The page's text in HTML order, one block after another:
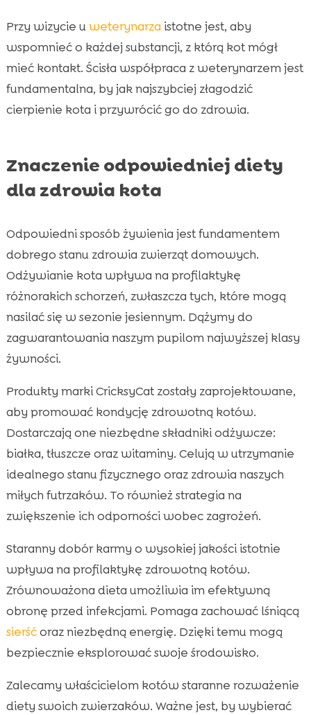
Przy wizycie uweterynarza istotne jest, aby
wspomnieć o każdej substancji, z którą kot mógł
mieć kontakt. Ścisła współpraca z weterynarzem jest
fundamentalna, by jak najszybciej złagodzić
cierpienie kota i przywrócić go do zdrowia.
Znaczenie odpowiedniej diety
dla zdrowia kota
Odpowiedni sposób żywienia jest fundamentem
dobrego stanu zdrowia zwierząt domowych.
Odżywianie kota wpływa na profilaktykę
różnorakich schorzeń, zwłaszcza tych, które mogą
nasilać się w sezonie jesiennym. Dążymy do
zagwarantowania naszym pupilom najwyższej klasy
żywności.
Produkty marki CricksyCat zostały zaprojektowane,
aby promować kondycję zdrowotną kotów.
Dostarczają one niezbędne składniki odżywcze:
białka, tłuszcze oraz witaminy. Celują w utrzymanie
idealnego stanu fizycznego oraz zdrowia naszych
miłych futrzaków. To również strategia na
zwiększenie ich odporności wobec zagrożeń.
Staranny dobór karmy o wysokiej jakości istotnie
wpływa na profilaktykę zdrowotną kotów.
Zrównoważona dieta umożliwia im efektywną
obronę przed infekcjami. Pomaga zachować lśniącą
sierśćoraz niezbędną energię. Dzięki temu mogą
bezpiecznie eksplorować swoje środowisko.
Zalecamy właścicielom kotów staranne rozważenie
diety swoich zwierzaków. Ważne jest, by wybierać